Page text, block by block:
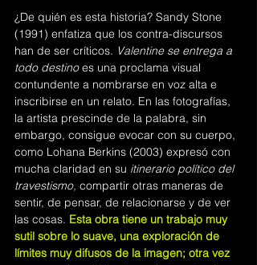
¿De quién es esta historia? Sandy Stone
(1991) enfatiza que los contra-discursos
han de ser críticos. Valentine se entrega a
todo destino es una proclama visual
contundente a nombrarse en voz alta e
inscribirse en un relato. En las fotografías,
la artista prescinde de la palabra, sin
embargo, consigue evocar con su cuerpo,
como Lohana Berkins (2003) expresó con
mucha claridad en su itinerario político del
travestismo, compartir otras maneras de
sentir, de pensar, de relacionarse y de ver
las cosas. Esta obra tiene un trabajo muy
sutil sobre lo suave, una exploración de
límites muy difusos de la imagen; otra vez